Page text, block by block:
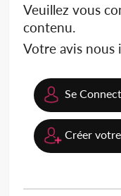
Veuillez vous
contenu.
Votre avis nous
Se
Créer